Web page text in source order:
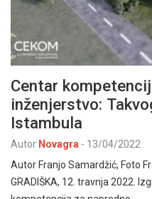
Centar
inženjerstvo:
Istambula
Autor Novagra - 13/04/2022
Autor Franjo Samardžić, Foto
GRADIŠKA, 12. travnja 2022.